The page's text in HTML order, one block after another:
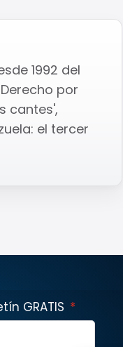
1992 del
por
cantes',
el tercer
GRATIS